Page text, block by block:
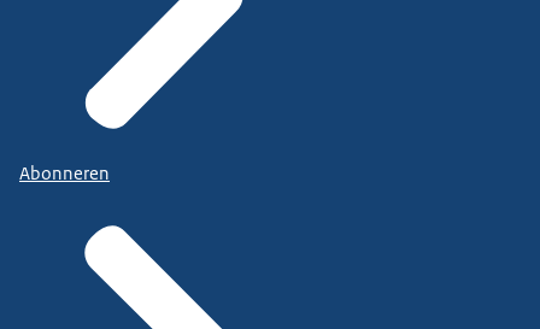
Abonneren